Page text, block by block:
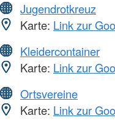
Jugendrotkreuz
Karte: Link zur
Kleidercontainer
Karte: Link zur
Ortsvereine
Karte: Link zur